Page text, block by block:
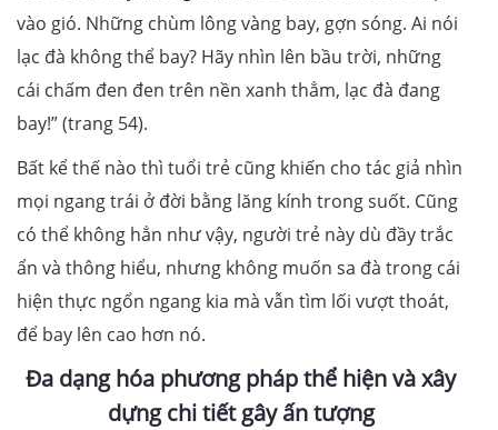
vào gió. Những chùm lông vàng bay, gợn sóng. Ai nói
lạc đà không thể bay? Hãy nhìn lên bầu trời, những
cái chấm đen đen trên nền xanh thẳm, lạc đà đang
bay!” (trang 54).
Bất kể thế nào thì tuổi trẻ cũng khiến cho tác giả nhìn
mọi ngang trái ở đời bằng lăng kính trong suốt. Cũng
có thể không hẳn như vậy, người trẻ này dù đầy trắc
ẩn và thông hiểu, nhưng không muốn sa đà trong cái
hiện thực ngổn ngang kia mà vẫn tìm lối vượt thoát,
để bay lên cao hơn nó.
Đa dạng hóa phương pháp thể hiện và xây
dựng chi tiết gây ấn tượng